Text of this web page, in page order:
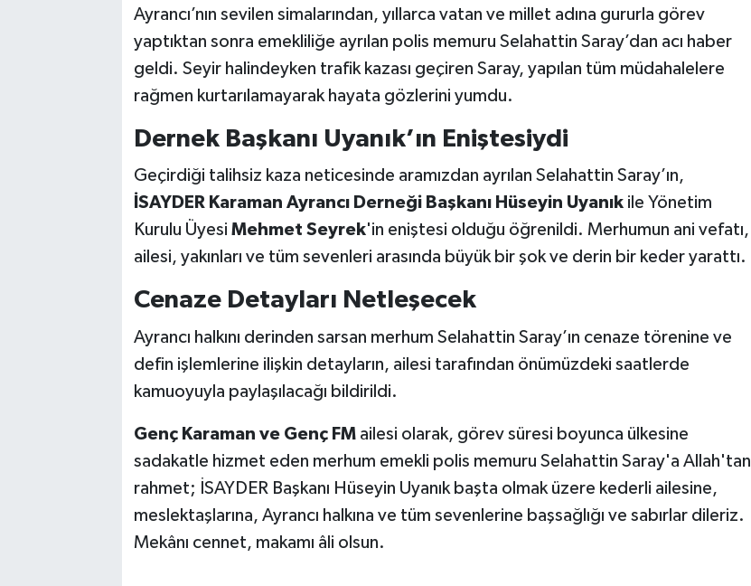
Ayrancı’nın sevilen simalarından, yıllarca vatan ve millet adına gururla görev
yaptıktan sonra emekliliğe ayrılan polis memuru Selahattin Saray’dan acı haber
geldi. Seyir halindeyken trafik kazası geçiren Saray, yapılan tüm müdahalelere
rağmen kurtarılamayarak hayata gözlerini yumdu.
Dernek Başkanı Uyanık’ın Eniştesiydi
Geçirdiği talihsiz kaza neticesinde aramızdan ayrılan Selahattin Saray’ın,
İSAYDER Karaman Ayrancı Derneği Başkanı Hüseyin Uyanıkile Yönetim
Kurulu Üyesi Mehmet Seyrek'in eniştesi olduğu öğrenildi. Merhumun ani vefatı,
ailesi, yakınları ve tüm sevenleri arasında büyük bir şok ve derin bir keder yarattı.
Cenaze Detayları Netleşecek
Ayrancı halkını derinden sarsan merhum Selahattin Saray’ın cenaze törenine ve
defin işlemlerine ilişkin detayların, ailesi tarafından önümüzdeki saatlerde
kamuoyuyla paylaşılacağı bildirildi.
Genç Karaman ve Genç FMailesi olarak, görev süresi boyunca ülkesine
sadakatle hizmet eden merhum emekli polis memuru Selahattin Saray'a Allah'tan
rahmet; İSAYDER Başkanı Hüseyin Uyanık başta olmak üzere kederli ailesine,
meslektaşlarına, Ayrancı halkına ve tüm sevenlerine başsağlığı ve sabırlar dileriz.
Mekânı cennet, makamı âli olsun.